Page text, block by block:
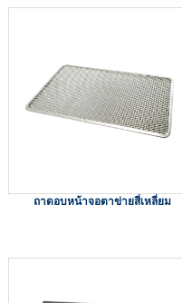
ถาดอบหน้าจอตาข่ายสี่เหลี่ยม